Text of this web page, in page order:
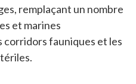
remplaçant un nombre
et marines
corridors fauniques et les